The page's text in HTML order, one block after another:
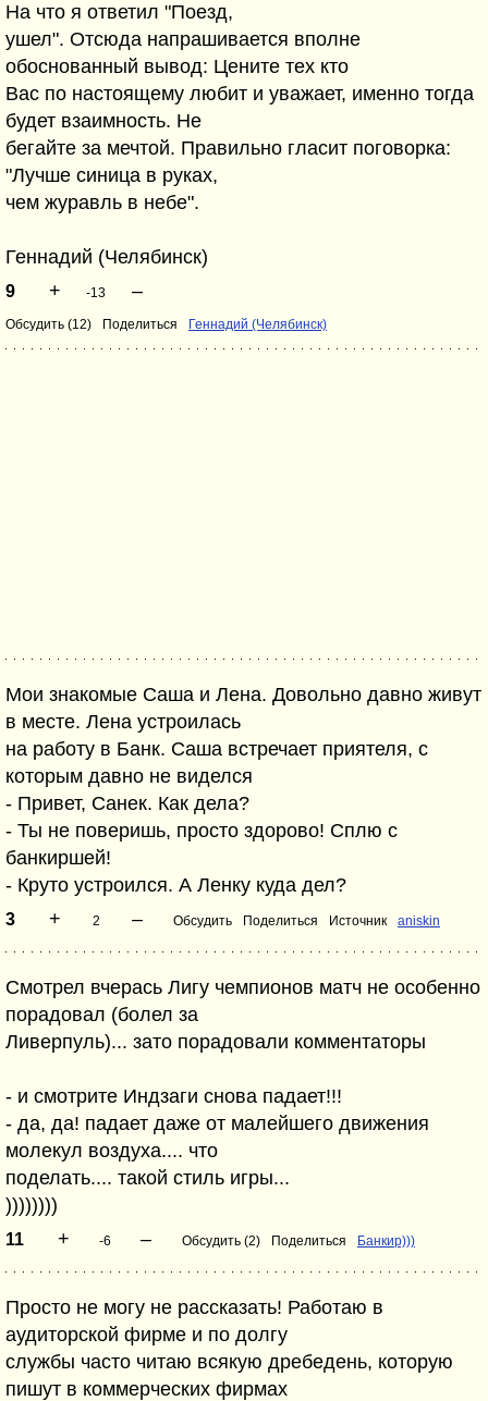
На что я ответил "Поезд,
ушел". Отсюда напрашивается вполне
обоснованный вывод: Цените тех кто
Вас по настоящему любит и уважает, именно тогда
будет взаимность. Не
бегайте за мечтой. Правильно гласит поговорка:
"Лучше синица в руках,
чем журавль в небе".
Геннадий (Челябинск)
9 + -13 –
Обсудить (12) Поделиться Геннадий (Челябинск)
Мои знакомые Саша и Лена. Довольно давно живут
в месте. Лена устроилась
на работу в Банк. Саша встречает приятеля, с
которым давно не виделся
- Привет, Санек. Как дела?
- Ты не поверишь, просто здорово! Сплю с
банкиршей!
- Круто устроился. А Ленку куда дел?
3 + 2 – Обсудить Поделиться Источник aniskin
Смотрел вчерась Лигу чемпионов матч не особенно
порадовал (болел за
Ливерпуль)... зато порадовали комментаторы
- и смотрите Индзаги снова падает!!!
- да, да! падает даже от малейшего движения
молекул воздуха.... что
поделать.... такой стиль игры...
))))))))
11 + -6 – Обсудить (2) Поделиться Банкир)))
Просто не могу не рассказать! Работаю в
аудиторской фирме и по долгу
службы часто читаю всякую дребедень, которую
пишут в коммерческих фирмах